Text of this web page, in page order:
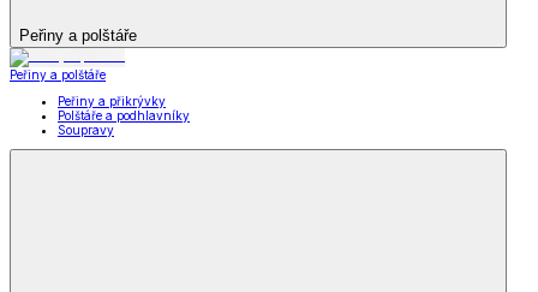
Peřiny a polštáře
Peřiny a polštáře
Peřiny a přikrývky
Polštáře a podhlavníky
Soupravy